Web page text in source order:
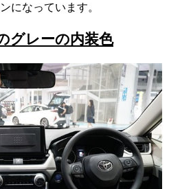
になっています。
グレーの内装色